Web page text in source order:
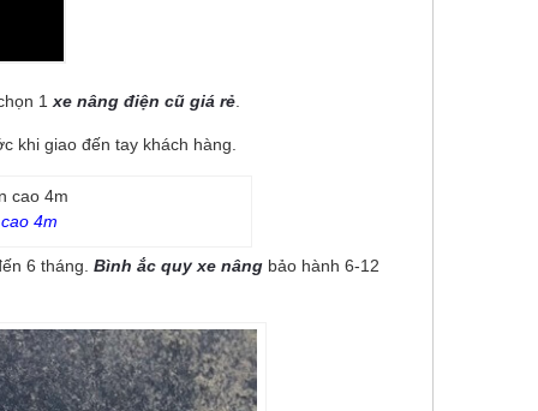
1 xe nâng điện cũ giá rẻ.
khi giao đến tay khách hàng.
4m
6 tháng. Bình ắc quy xe nângbảo hành 6-12